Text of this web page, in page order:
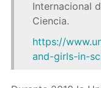
Internacional
Ciencia.
https://
and-girls-in-